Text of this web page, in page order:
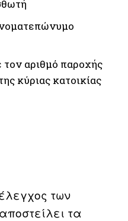
αριθμό παροχής
κύριας κατοικίας
των
τα